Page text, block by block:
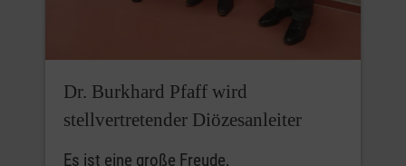
Dr. Burkhard Pfaff wird
stellvertretender Diözesanleiter
Es ist eine große Freude,